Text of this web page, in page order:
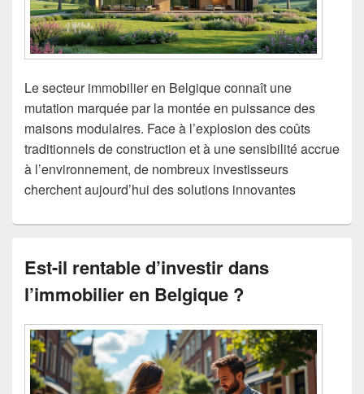
Le secteur immobilier en Belgique connaît une
mutation marquée par la montée en puissance des
maisons modulaires. Face à l’explosion des coûts
traditionnels de construction et à une sensibilité accrue
à l’environnement, de nombreux investisseurs
cherchent aujourd’hui des solutions innovantes
Est-il rentable d’investir dans
l’immobilier en Belgique ?